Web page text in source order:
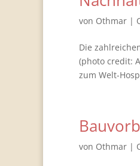
von Othmar |
Die
(photo credit:
zum Welt-
von Othmar |